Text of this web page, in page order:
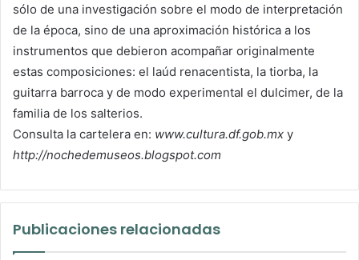
sólo de una investigación sobre el modo de interpretación
de la época, sino de una aproximación histórica a los
instrumentos que debieron acompañar originalmente
estas composiciones: el laúd renacentista, la tiorba, la
guitarra barroca y de modo experimental el dulcimer, de la
familia de los salterios.
Consulta la cartelera en: www.cultura.df.gob.mx y
http://nochedemuseos.blogspot.com
Publicaciones relacionadas